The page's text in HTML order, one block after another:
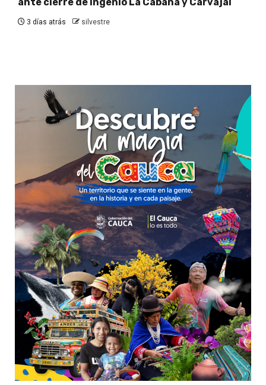
3 días atrás silvestre